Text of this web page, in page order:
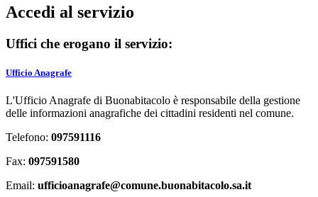
Accedi al servizio
Uffici che erogano il servizio:
Ufficio Anagrafe
L'Ufficio Anagrafe di Buonabitacolo è responsabile della gestione
delle informazioni anagrafiche dei cittadini residenti nel comune.
Telefono: 097591116
Fax: 097591580
Email: ufficioanagrafe@comune.buonabitacolo.sa.it